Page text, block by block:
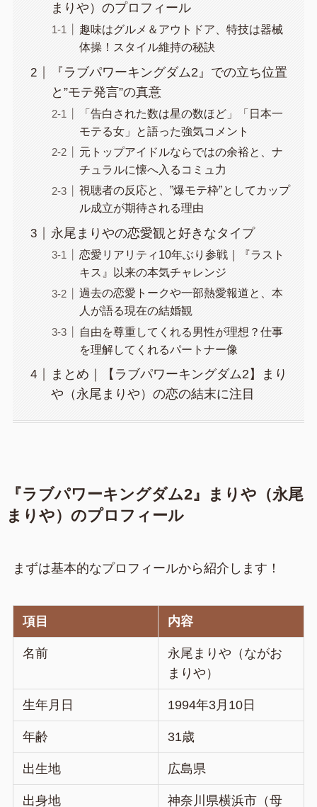
まりや）のプロフィール
趣味はグルメ＆アウトドア、特技は器械
体操！スタイル維持の秘訣
『ラブパワーキングダム2』での立ち位置
と”モテ発言”の真意
「告白された数は星の数ほど」「日本一
モテる女」と語った強気コメント
元トップアイドルならではの余裕と、ナ
チュラルに懐へ入るコミュ力
視聴者の反応と、”爆モテ枠”としてカップ
ル成立が期待される理由
永尾まりやの恋愛観と好きなタイプ
恋愛リアリティ10年ぶり参戦｜『ラスト
キス』以来の本気チャレンジ
過去の恋愛トークや一部熱愛報道と、本
人が語る現在の結婚観
自由を尊重してくれる男性が理想？仕事
を理解してくれるパートナー像
まとめ｜【ラブパワーキングダム2】まり
や（永尾まりや）の恋の結末に注目
『ラブパワーキングダム2』まりや（永尾
まりや）のプロフィール
まずは基本的なプロフィールから紹介します！
項目 内容
名前
永尾まりや（ながお
まりや）
生年月日 1994年3月10日
年齢 31歳
出生地 広島県
出身地 神奈川県横浜市（母